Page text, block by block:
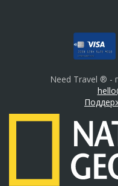
Need Travel ® -